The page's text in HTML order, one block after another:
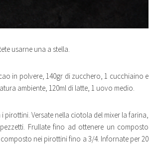
usarne una a stella.
in polvere, 140gr di zucchero, 1 cucchiaino e
ambiente, 120ml di latte, 1 uovo medio.
pirottini. Versate nella ciotola del mixer la farina,
Frullate fino ad ottenere un composto
nei pirottini fino a 3/4. Infornate per 20